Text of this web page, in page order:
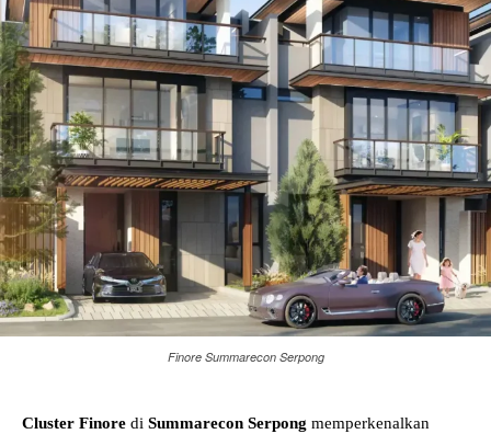
Finore Summarecon Serpong
Cluster Finore di Summarecon Serpong memperkenalkan